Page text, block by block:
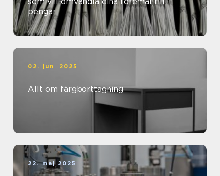
som vill omvandla dina föremål till
pengar
02. juni 2025
Allt om färgborttagning
22. maj 2025